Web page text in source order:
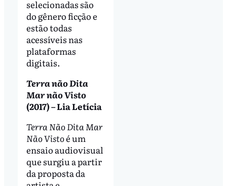
selecionadas são
do gênero ficção e
estão todas
acessíveis nas
plataformas
digitais.
Terra não Dita
Mar não Visto
(2017) – Lia Letícia
Terra Não Dita Mar
Não Vistoé um
ensaio audiovisual
que surgiu a partir
da proposta da